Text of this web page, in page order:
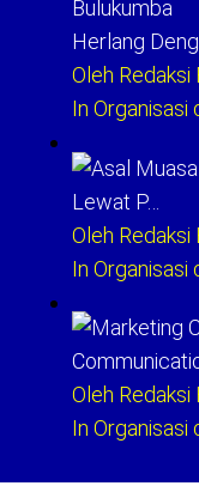
Herlang
Oleh Redaksi
In Organisasi
Lewat P…
Oleh Redaksi
In Organisasi
Oleh Redaksi
In Organisasi